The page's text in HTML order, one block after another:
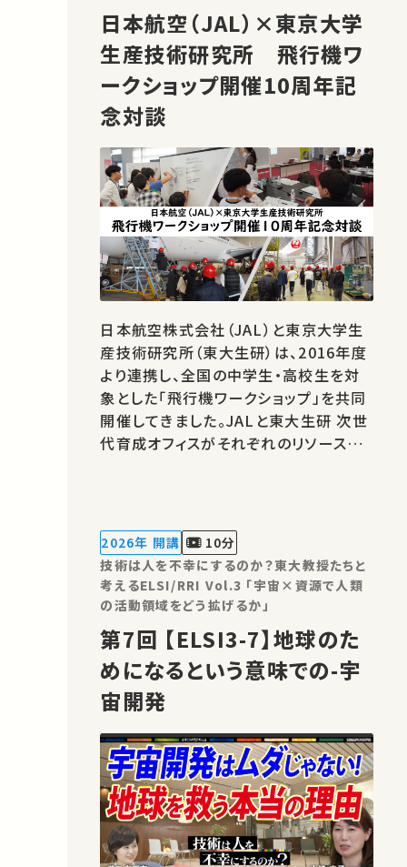
日本航空（JAL）×東京大学
生産技術研究所 飛行機ワ
ークショップ開催10周年記
念対談
日本航空株式会社（JAL）と東京大学生
産技術研究所（東大生研）は、2016年度
より連携し、全国の中学生・高校生を対
象とした「飛行機ワークショップ」を共同
開催してきました。JALと東大生研 次世
代育成オフィスがそれぞれのリソースを
成を目的として取り組んでできました。
このたび、本ワークショップは2025年度
に1…
2026年 開講
10分
技術は人を不幸にするのか？東大教授たちと
考えるELSI/RRI Vol.3 「宇宙×資源で人類
の活動領域をどう拡げるか」
第7回 【ELSI3-7】地球のた
めになるという意味での-宇
宙開発